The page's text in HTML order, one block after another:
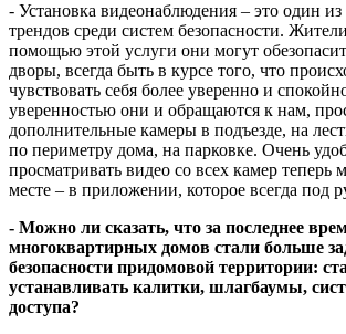
- Установка видеонаблюдения – это один
трендов среди систем безопасности.
помощью этой услуги они могут
дворы, всегда быть в курсе того, что
чувствовать себя более уверенно и
уверенностью они и обращаются к нам,
дополнительные камеры в подъезде, на
по периметру дома, на парковке. Очень
просматривать видео со всех камер
месте – в приложении, которое всегда под
- Можно ли сказать, что за последнее
многоквартирных домов стали больше
безопасности придомовой территории:
устанавливать калитки, шлагбаумы,
доступа?